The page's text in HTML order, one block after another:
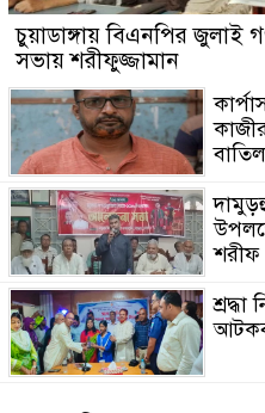
চুয়াডাঙ্গায় বিএনপির জুলাই
সভায় শরীফুজ্জামান
বাতিল
শরীফ